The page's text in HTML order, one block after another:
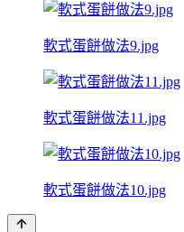
軟式蛋餅做法9.jpg
軟式蛋餅做法11.jpg
軟式蛋餅做法10.jpg